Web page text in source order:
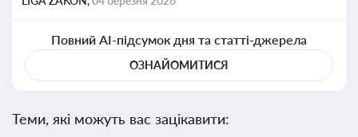
Повний AI-підсумок дня та статті-джерела
ОЗНАЙОМИТИСЯ
Теми, які можуть вас зацікавити: